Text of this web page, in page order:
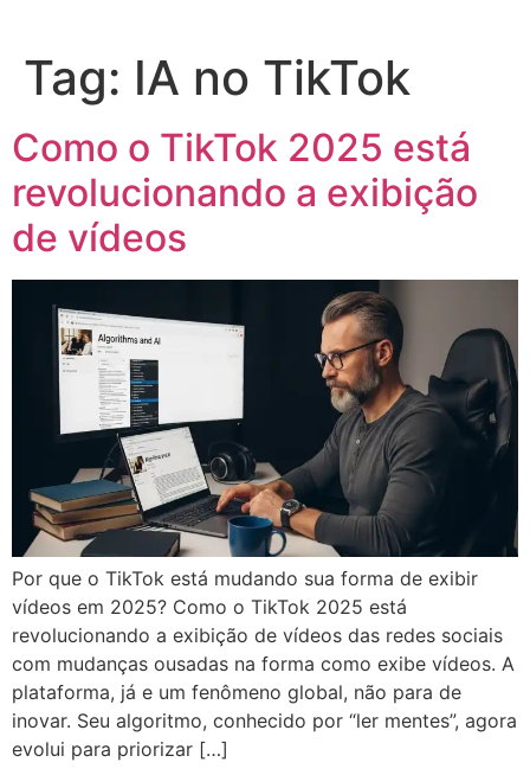
Tag: IA no TikTok
Como o TikTok 2025 está
revolucionando a exibição
de vídeos
Por que o TikTok está mudando sua forma de exibir
vídeos em 2025? Como o TikTok 2025 está
revolucionando a exibição de vídeos das redes sociais
com mudanças ousadas na forma como exibe vídeos. A
plataforma, já e um fenômeno global, não para de
inovar. Seu algoritmo, conhecido por “ler mentes”, agora
evolui para priorizar […]